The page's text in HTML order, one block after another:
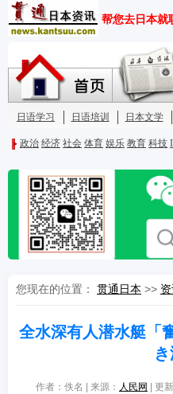
您现在的位置： 贯通日本 >>
全水深有人潜水艇「
作者：佚名 | 来源： 人民网 | 更